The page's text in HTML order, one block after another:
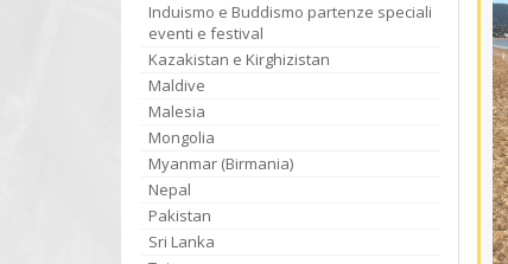
Induismo e Buddismo partenze speciali
eventi e festival
Kazakistan e Kirghizistan
Maldive
Malesia
Mongolia
Myanmar (Birmania)
Nepal
Pakistan
Sri Lanka